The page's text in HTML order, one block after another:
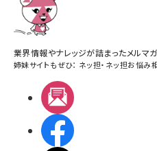
業界情報やナレッジが詰まったメルマ
姉妹サイトもぜひ： ネッ担・ ネッ担お悩み